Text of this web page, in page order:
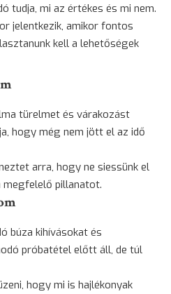
tudja, mi az értékes és mi nem.
jelentkezik, amikor fontos
kell a lehetőségek
türelmet és várakozást
hogy még nem jött el az idő
arra, hogy ne siessünk el
megfelelő pillanatot.
búza kihívásokat és
próbatétel előtt áll, de túl
hogy mi is hajlékonyak